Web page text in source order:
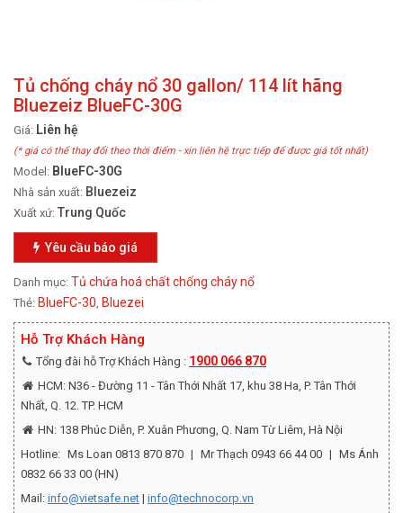
Tủ chống cháy nổ 30 gallon/ 114 lít hãng
Bluezeiz BlueFC-30G
Giá: Liên hệ
(* giá có thể thay đổi theo thời điểm - xin liên hệ trực tiếp để được giá tốt nhất)
Model: BlueFC-30G
Nhà sản xuất: Bluezeiz
Xuất xứ: Trung Quốc
Yêu cầu báo giá
Danh mục: Tủ chứa hoá chất chống cháy nổ
Thẻ: BlueFC-30, Bluezei
Hỗ Trợ Khách Hàng
Tổng đài hỗ Trợ Khách Hàng : 1900 066 870
HCM: N36 - Đường 11 - Tân Thới Nhất 17, khu 38 Ha, P. Tân Thới
Nhất, Q. 12. TP. HCM
HN: 138 Phúc Diễn, P. Xuân Phương, Q. Nam Từ Liêm, Hà Nội
Hotline: Ms Loan 0813 870 870 | Mr Thạch 0943 66 44 00 | Ms Ánh
0832 66 33 00 (HN)
Mail: info@vietsafe.net | info@technocorp.vn